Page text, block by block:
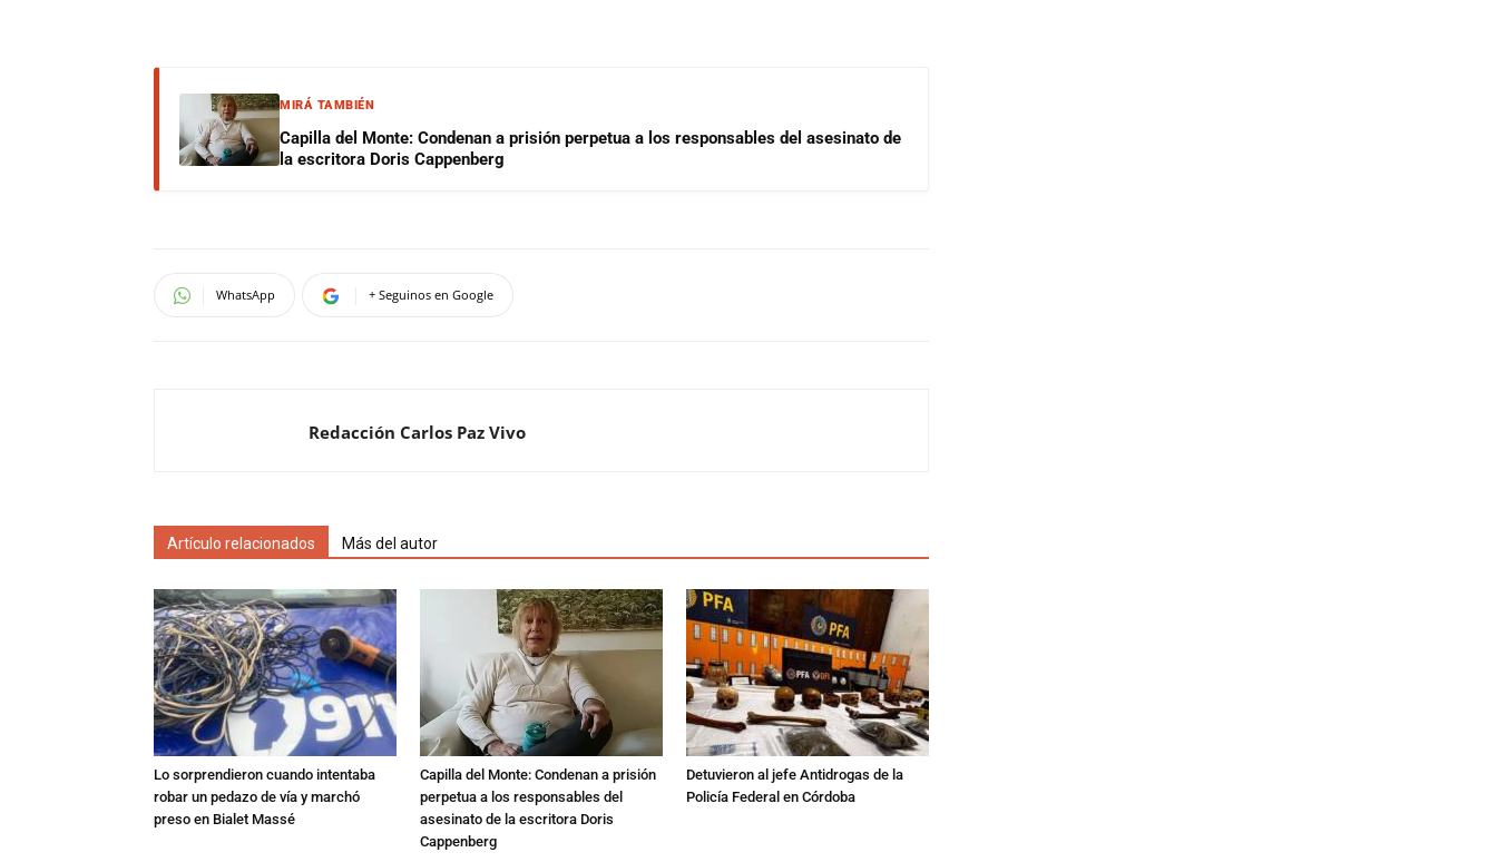
MIRÁ TAMBIÉN
Capilla del Monte: Condenan a prisión perpetua a los responsables del asesinato de
la escritora Doris Cappenberg
WhatsApp + Seguinos en Google
Redacción Carlos Paz Vivo
Artículo relacionados Más del autor
Lo sorprendieron cuando intentaba
robar un pedazo de vía y marchó
preso en Bialet Massé
Capilla del Monte: Condenan a prisión
perpetua a los responsables del
asesinato de la escritora Doris
Cappenberg
Detuvieron al jefe Antidrogas de la
Policía Federal en Córdoba